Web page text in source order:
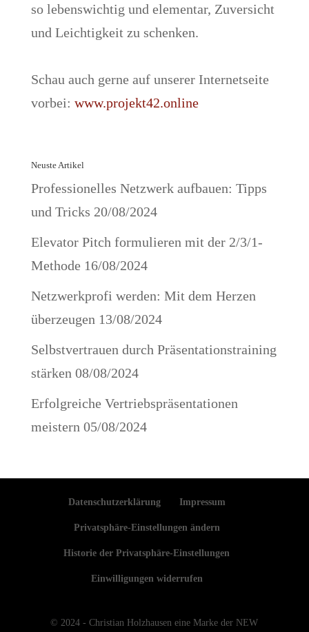
so lebenswichtig und elementar, Zuversicht
und Leichtigkeit zu schenken.
Schau auch gerne auf unserer Internetseite
vorbei: www.projekt42.online
Neuste Artikel
Professionelles Netzwerk aufbauen: Tipps
und Tricks 20/08/2024
Elevator Pitch formulieren mit der 2/3/1-
Methode 16/08/2024
Netzwerkprofi werden: Mit dem Herzen
überzeugen 13/08/2024
Selbstvertrauen durch Präsentationstraining
stärken 08/08/2024
Erfolgreiche Vertriebspräsentationen
meistern 05/08/2024
Datenschutzerklärung Impressum
Privatsphäre-Einstellungen ändern
Historie der Privatsphäre-Einstellungen
Einwilligungen widerrufen
© 2024 - Christian Holzhausen eine Marke der NEW